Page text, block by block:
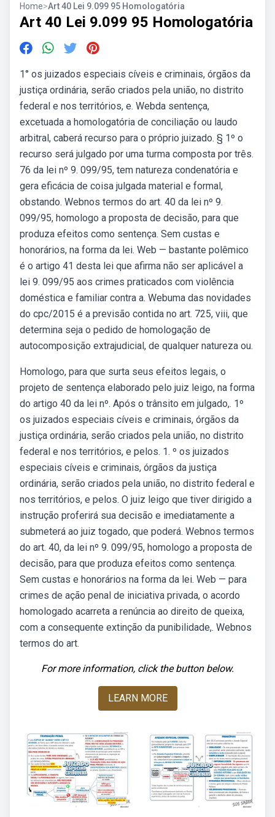
Home>Art 40 Lei 9.099 95 Homologatória
Art 40 Lei 9.099 95 Homologatória
1° os juizados especiais cíveis e criminais, órgãos da
justiça ordinária, serão criados pela união, no distrito
federal e nos territórios, e. Webda sentença,
excetuada a homologatória de conciliação ou laudo
arbitral, caberá recurso para o próprio juizado. § 1º o
recurso será julgado por uma turma composta por três.
76 da lei nº 9. 099/95, tem natureza condenatória e
gera eficácia de coisa julgada material e formal,
obstando. Webnos termos do art. 40 da lei nº 9.
099/95, homologo a proposta de decisão, para que
produza efeitos como sentença. Sem custas e
honorários, na forma da lei. Web — bastante polêmico
é o artigo 41 desta lei que afirma não ser aplicável a
lei 9. 099/95 aos crimes praticados com violência
doméstica e familiar contra a. Webuma das novidades
do cpc/2015 é a previsão contida no art. 725, viii, que
determina seja o pedido de homologação de
autocomposição extrajudicial, de qualquer natureza ou.
Homologo, para que surta seus efeitos legais, o
projeto de sentença elaborado pelo juiz leigo, na forma
do artigo 40 da lei nº. Após o trânsito em julgado,. 1º
os juizados especiais cíveis e criminais, órgãos da
justiça ordinária, serão criados pela união, no distrito
federal e nos territórios, e pelos. 1. º os juizados
especiais cíveis e criminais, órgãos da justiça
ordinária, serão criados pela união, no distrito federal e
nos territórios, e pelos. O juiz leigo que tiver dirigido a
instrução proferirá sua decisão e imediatamente a
submeterá ao juiz togado, que poderá. Webnos termos
do art. 40, da lei nº 9. 099/95, homologo a proposta de
decisão, para que produza efeitos como sentença.
Sem custas e honorários na forma da lei. Web — para
crimes de ação penal de iniciativa privada, o acordo
homologado acarreta a renúncia ao direito de queixa,
com a consequente extinção da punibilidade,. Webnos
termos do art.
For more information, click the button below.
LEARN MORE